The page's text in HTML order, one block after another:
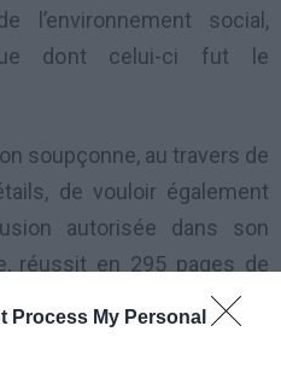
Process My Personal
l’environnement social,
dont celui-ci fut le
soupçonne, au travers de
de vouloir également
autorisée dans son
réussit en 295 pages de
la cité d’ambiance des
des années 70 avec toutes